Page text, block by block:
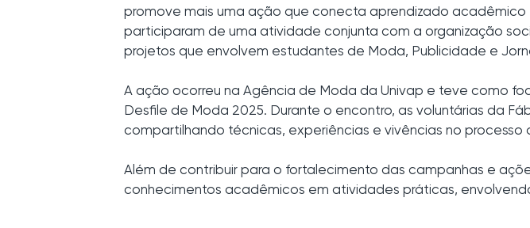
promove mais uma ação que conecta aprendizado
participaram de uma atividade conjunta com a organização
projetos que envolvem estudantes de Moda, Publicidade e
A ação ocorreu na Agência de Moda da Univap e teve como
Desfile de Moda 2025. Durante o encontro, as voluntárias da
compartilhando técnicas, experiências e vivências no processo
Além de contribuir para o fortalecimento das campanhas e
conhecimentos acadêmicos em atividades práticas,